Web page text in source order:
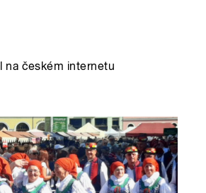
na českém internetu